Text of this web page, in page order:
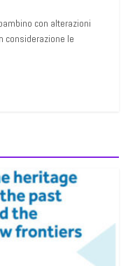
con alterazioni
considerazione le